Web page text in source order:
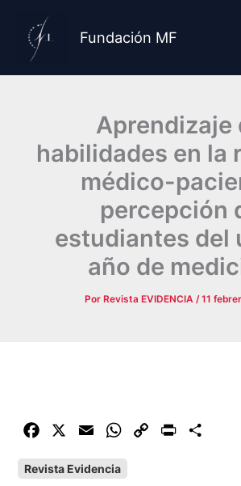
contenido
Fundación MF
Aprendizaje
habilidades en la
médico-
percepción
estudiantes del
año de
Por Revista EVIDENCIA /11
c
a
W
C
Revista Evidencia